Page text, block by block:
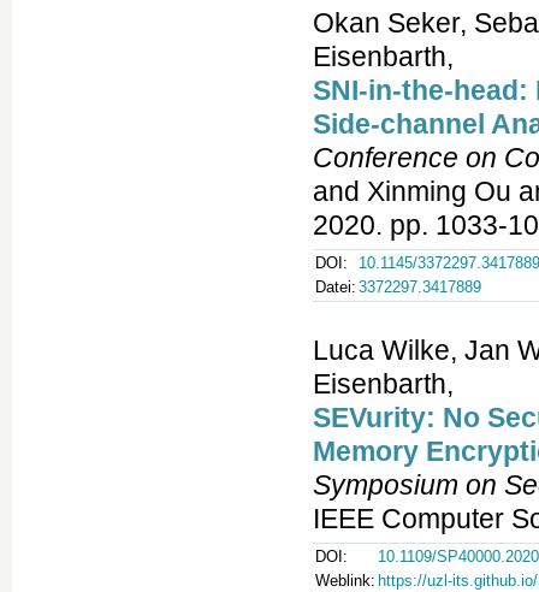
Okan Seker,
Eisenbarth,
SNI-in-the-
Side-channel
Conference on
and Xinming Ou
2020. pp. 1033-
DOI:
10.1145/3372297.3417889
Datei: 3372297.3417889
Luca Wilke, Jan
Eisenbarth,
SEVurity: No
Memory
Symposium on
IEEE Computer
DOI:
10.1109/
Weblink: https://uzl-